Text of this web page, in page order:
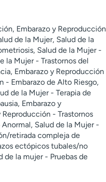
Embarazo y Reproducción
de la Mujer, Salud de la
Salud de la Mujer -
la Mujer - Trastornos del
Embarazo y Reproducción
- Embarazo de Alto Riesgo,
de la Mujer - Terapia de
Embarazo y
- Trastornos
Salud de la Mujer -
retirada compleja de
ectópicos tubales/no
de la mujer - Pruebas de